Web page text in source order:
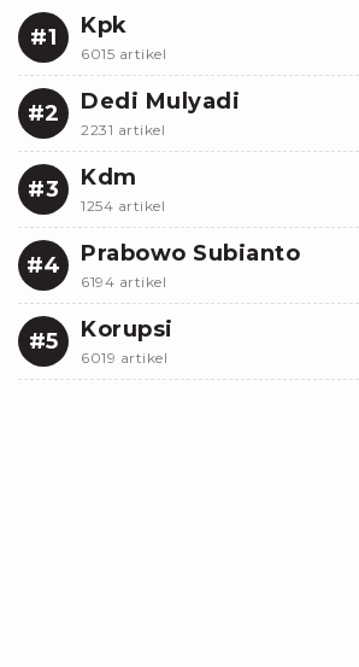
#1 Kpk
6015 artikel
#2 Dedi Mulyadi
2231 artikel
#3 Kdm
1254 artikel
#4 Prabowo Subianto
6194 artikel
#5 Korupsi
6019 artikel